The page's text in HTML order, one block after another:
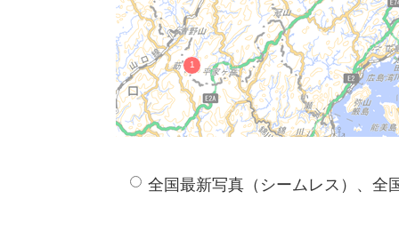
全国最新写真（シームレス）、全